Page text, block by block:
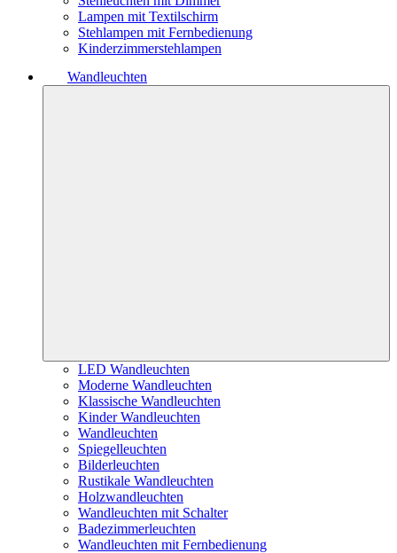
Lampen mit Textilschirm
Stehlampen mit Fernbedienung
Kinderzimmerstehlampen
Wandleuchten
LED Wandleuchten
Moderne Wandleuchten
Klassische Wandleuchten
Kinder Wandleuchten
Wandleuchten
Spiegelleuchten
Bilderleuchten
Rustikale Wandleuchten
Holzwandleuchten
Wandleuchten mit Schalter
Badezimmerleuchten
Wandleuchten mit Fernbedienung